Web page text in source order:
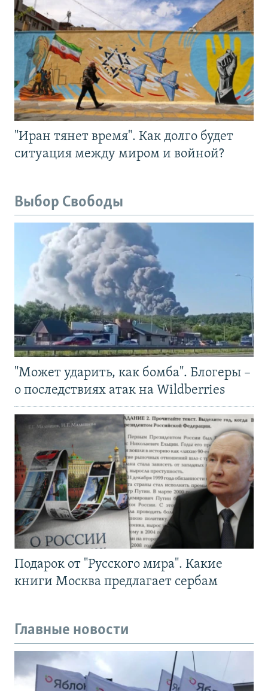
"Иран тянет время". Как долго будет
ситуация между миром и войной?
Выбор Свободы
"Может ударить, как бомба". Блогеры –
о последствиях атак на Wildberries
Подарок от "Русского мира". Какие
книги Москва предлагает сербам
Главные новости